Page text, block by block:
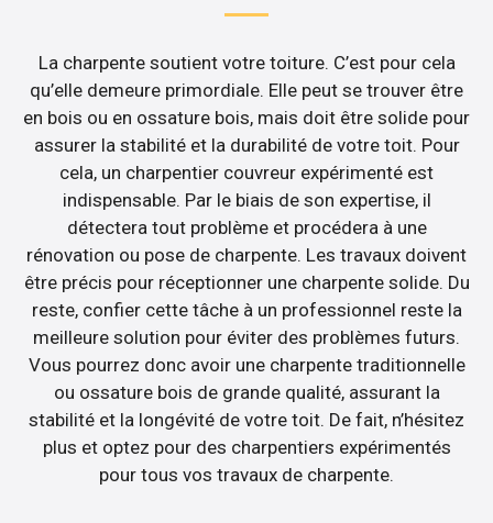
La charpente soutient votre toiture. C’est pour cela
qu’elle demeure primordiale. Elle peut se trouver être
en bois ou en ossature bois, mais doit être solide pour
assurer la stabilité et la durabilité de votre toit. Pour
cela, un charpentier couvreur expérimenté est
indispensable. Par le biais de son expertise, il
détectera tout problème et procédera à une
rénovation ou pose de charpente. Les travaux doivent
être précis pour réceptionner une charpente solide. Du
reste, confier cette tâche à un professionnel reste la
meilleure solution pour éviter des problèmes futurs.
Vous pourrez donc avoir une charpente traditionnelle
ou ossature bois de grande qualité, assurant la
stabilité et la longévité de votre toit. De fait, n’hésitez
plus et optez pour des charpentiers expérimentés
pour tous vos travaux de charpente.